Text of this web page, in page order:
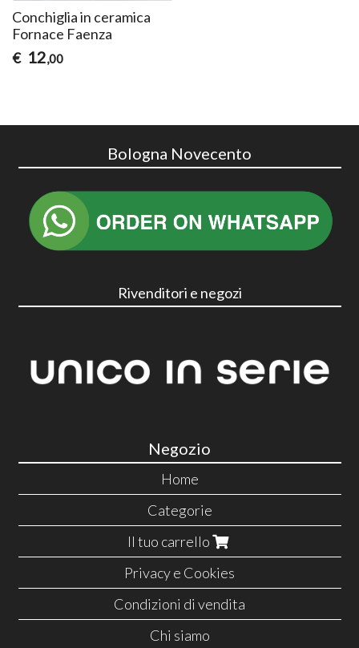
Conchiglia in ceramica
Fornace Faenza
€ 12,00
Bologna Novecento
Rivenditori e negozi
Negozio
Home
Categorie
Il tuo carrello
Privacy e Cookies
Condizioni di vendita
Chi siamo